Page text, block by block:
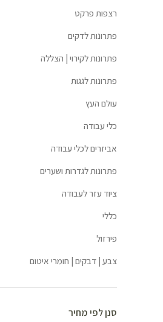
רצפות פרקט
פתרונות לדקים
פתרונות לקירוי | הצללה
פתרונות לגגות
עולם העץ
כלי עבודה
אביזרים לכלי עבודה
פתרונות לגדרות ושערים
ציוד עזר לעבודה
כללי
פירזול
צבע | דבקים | חומרי איטום
סנן לפי מחיר